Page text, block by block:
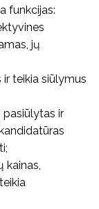
funkcijas:
jų
teikia siūlymus
pasiūlytas ir
kainas,